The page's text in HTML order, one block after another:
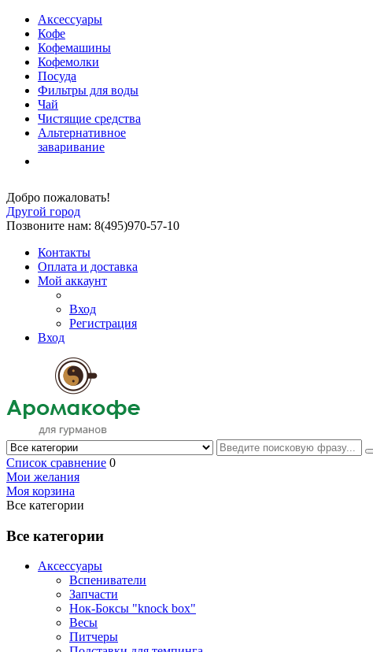
Аксессуары
Кофе
Кофемашины
Кофемолки
Посуда
Фильтры для воды
Чай
Чистящие средства
Альтернативное
заваривание
Добро пожаловать!
Другой город
Позвоните нам: 8(495)970-57-10
Контакты
Оплата и доставка
Мой аккаунт
Вход
Регистрация
Вход
Список сравнение 0
Мои желания
Моя корзина
Все категории
Все категории
Аксессуары
Вспениватели
Запчасти
Нок-Боксы "knock box"
Весы
Питчеры